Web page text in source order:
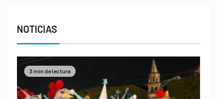
NOTICIAS
3 min de lectura